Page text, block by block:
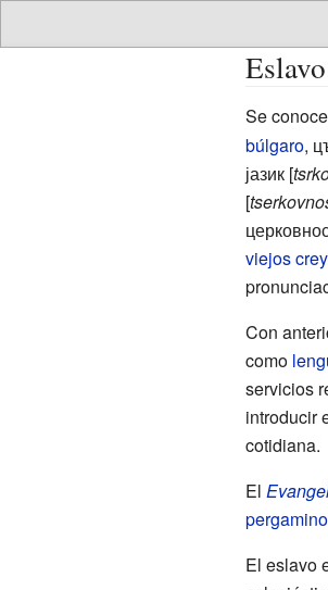
Se
búlgaro,
јазик[
[
viejos
Con
como
servicios
introducir
cotidiana.
El
pergamino
El eslavo